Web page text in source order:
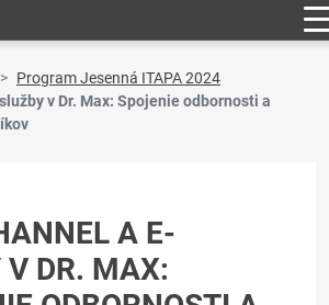
Program Jesenná ITAPA 2024
v Dr. Max: Spojenie odbornosti a
A E-
V DR. MAX: